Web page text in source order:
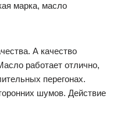
марка, масло
А качество
работает отлично,
перегонах.
шумов. Действие